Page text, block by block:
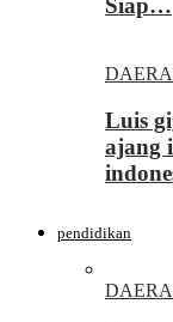
Siap…
Luis
ajang
pendidikan